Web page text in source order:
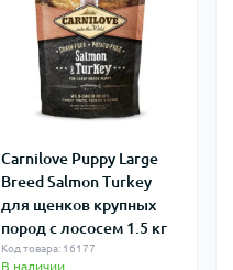
Carnilove Puppy Large
Breed Salmon Turkey
для щенков крупных
пород с лососем 1.5 кг
Код товара: 16177
В наличии